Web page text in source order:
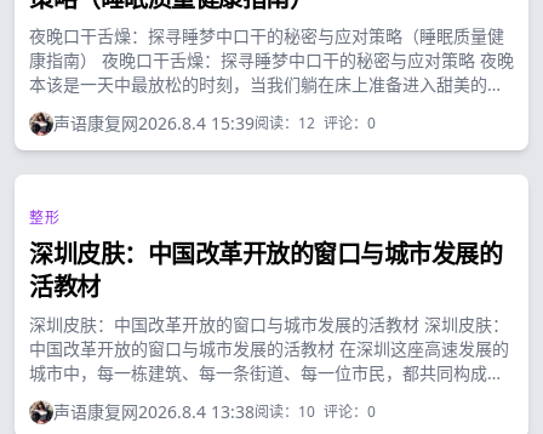
夜晚口干舌燥：探寻睡梦中口干的秘密与应对策略（睡眠质量健
康指南） 夜晚口干舌燥：探寻睡梦中口干的秘密与应对策略 夜晚
本该是一天中最放松的时刻，当我们躺在床上准备进入甜美的梦
乡时，却常常被一种令人不悦的感觉打扰——口干舌燥。那种喉
咙干渴、舌头粘连的感觉不仅让人难以安睡，还可能影响到第二
天的精神状态。...
声语康复网2026.8.4 15:39阅读： 12 评论： 0
整形
深圳皮肤：中国改革开放的窗口与城市发展的
活教材
深圳皮肤：中国改革开放的窗口与城市发展的活教材 深圳皮肤：
中国改革开放的窗口与城市发展的活教材 在深圳这座高速发展的
城市中，每一栋建筑、每一条街道、每一位市民，都共同构成了
这座城市独特的"皮肤"。这种"皮肤"不仅是一种视觉上的存在，
更是一种文化、经济和社会的综合体现。...
声语康复网2026.8.4 13:38阅读： 10 评论： 0